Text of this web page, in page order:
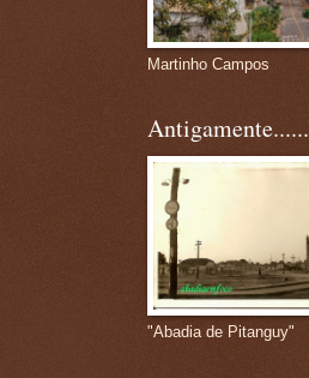
Martinho Campos
Antigamente......
"Abadia de Pitanguy"